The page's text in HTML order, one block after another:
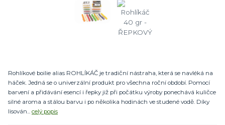
Rohlíkové boilie alias ROHLÍKÁČ je tradiční nástraha, která se navléká na
háček. Jedná se o univerzální produkt pro všechna roční období. Pomocí
barvení a přidávání esencí i řepky již při počátku výroby ponechává kuličce
silné aroma a stálou barvu i po několika hodinách ve studené vodě. Díky
lisován... celý popis